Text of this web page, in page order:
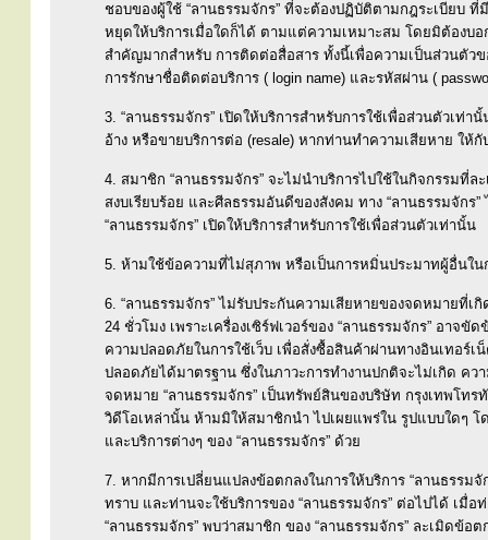
ชอบของผู้ใช้ “ลานธรรมจักร” ที่จะต้องปฏิบัติตามกฎระเบียบ ที่
หยุดให้บริการเมื่อใดก็ได้ ตามแต่ความเหมาะสม โดยมิต้องบอ
สำคัญมากสำหรับ การติดต่อสื่อสาร ทั้งนี้เพื่อความเป็นส่วนตัวข
การรักษาชื่อติดต่อบริการ ( login name) และรหัสผ่าน (
3. “ลานธรรมจักร” เปิดให้บริการสำหรับการใช้เพื่อส่วนตัวเท่
อ้าง หรือขายบริการต่อ (resale) หากท่านทำความเสียหาย ใ
4. สมาชิก “ลานธรรมจักร” จะไม่นำบริการไปใช้ในกิจกรรม
สงบเรียบร้อย และศีลธรรมอันดีของสังคม ทาง “ลานธรรมจัก
“ลานธรรมจักร” เปิดให้บริการสำหรับการใช้เพื่อส่วนตัวเท่านั้น
5. ห้ามใช้ข้อความที่ไม่สุภาพ หรือเป็นการหมิ่นประมาทผู้อื่นใ
6. “ลานธรรมจักร” ไม่รับประกันความเสียหายของจดหมายที่เ
24 ชั่วโมง เพราะเครื่องเซิร์ฟเวอร์ของ “ลานธรรมจักร” อาจ
ความปลอดภัยในการใช้เว็บ เพื่อสั่งซื้อสินค้าผ่านทางอินเทอร์
ปลอดภัยได้มาตรฐาน ซึ่งในภาวะการทำงานปกติจะไม่เกิด ค
จดหมาย “ลานธรรมจักร” เป็นทรัพย์สินของบริษัท กรุงเทพโท
วิดีโอเหล่านั้น ห้ามมิให้สมาชิกนำ ไปเผยแพร่ใน รูปแบบใดๆ
และบริการต่างๆ ของ “ลานธรรมจักร” ด้วย
7. หากมีการเปลี่ยนแปลงข้อตกลงในการให้บริการ “ลานธรร
ทราบ และท่านจะใช้บริการของ “ลานธรรมจักร” ต่อไปได้ เมื่
“ลานธรรมจักร” พบว่าสมาชิก ของ “ลานธรรมจักร” ละเมิดข้อ